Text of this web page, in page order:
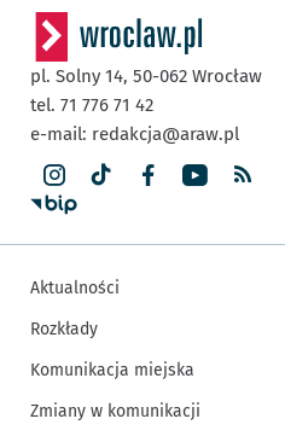
pl. Solny 14, 50-062 Wrocław
tel. 71 776 71 42
e-mail: redakcja@araw.pl
Aktualności
Rozkłady
Komunikacja miejska
Zmiany w komunikacji